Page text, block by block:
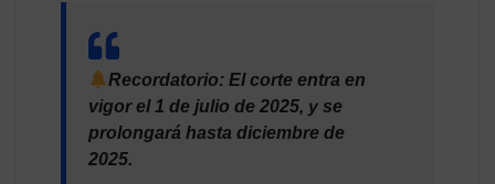
Recordatorio: El corte entra en
vigor el1 de julio de 2025, y se
prolongará hasta diciembre de
2025.